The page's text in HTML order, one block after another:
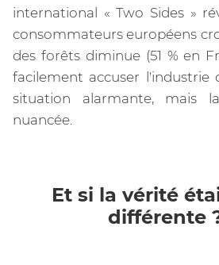
international « Two Sides »
consommateurs européens
des forêts diminue (51 % en
facilement accuser l'industrie
situation alarmante, mais
nuancée.
Et si la vérité
différente